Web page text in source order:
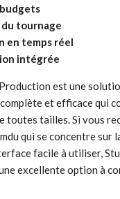
tournage
en temps réel
intégrée
est une
et efficace qui
toutes tailles. Si vous
qui se concentre sur
facile à utiliser,
excellente option à